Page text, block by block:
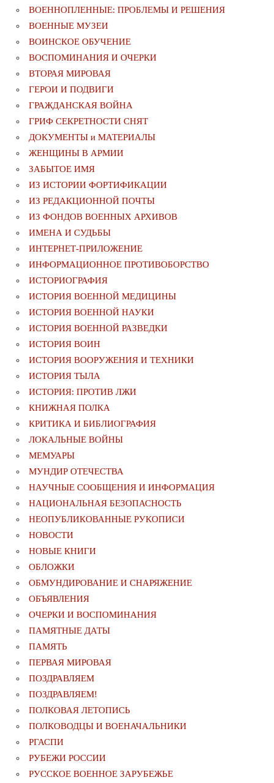
ВОЕННОПЛЕННЫЕ: ПРОБЛЕМЫ И РЕШЕНИЯ
ВОЕННЫЕ МУЗЕИ
ВОИНСКОЕ ОБУЧЕНИЕ
ВОСПОМИНАНИЯ И ОЧЕРКИ
ВТОРАЯ МИРОВАЯ
ГЕРОИ И ПОДВИГИ
ГРАЖДАНСКАЯ ВОЙНА
ГРИФ СЕКРЕТНОСТИ СНЯТ
ДОКУМЕНТЫ и МАТЕРИАЛЫ
ЖЕНЩИНЫ В АРМИИ
ЗАБЫТОЕ ИМЯ
ИЗ ИСТОРИИ ФОРТИФИКАЦИИ
ИЗ РЕДАКЦИОННОЙ ПОЧТЫ
ИЗ ФОНДОВ ВОЕННЫХ АРХИВОВ
ИМЕНА И СУДЬБЫ
ИНТЕРНЕТ-ПРИЛОЖЕНИЕ
ИНФОРМАЦИОННОЕ ПРОТИВОБОРСТВО
ИСТОРИОГРАФИЯ
ИСТОРИЯ ВОЕННОЙ МЕДИЦИНЫ
ИСТОРИЯ ВОЕННОЙ НАУКИ
ИСТОРИЯ ВОЕННОЙ РАЗВЕДКИ
ИСТОРИЯ ВОИН
ИСТОРИЯ ВООРУЖЕНИЯ И ТЕХНИКИ
ИСТОРИЯ ТЫЛА
ИСТОРИЯ: ПРОТИВ ЛЖИ
КНИЖНАЯ ПОЛКА
КРИТИКА И БИБЛИОГРАФИЯ
ЛОКАЛЬНЫЕ ВОЙНЫ
МЕМУАРЫ
МУНДИР ОТЕЧЕСТВА
НАУЧНЫЕ СООБЩЕНИЯ И ИНФОРМАЦИЯ
НАЦИОНАЛЬНАЯ БЕЗОПАСНОСТЬ
НЕОПУБЛИКОВАННЫЕ РУКОПИСИ
НОВОСТИ
НОВЫЕ КНИГИ
ОБЛОЖКИ
ОБМУНДИРОВАНИЕ И СНАРЯЖЕНИЕ
ОБЪЯВЛЕНИЯ
ОЧЕРКИ И ВОСПОМИНАНИЯ
ПАМЯТНЫЕ ДАТЫ
ПАМЯТЬ
ПЕРВАЯ МИРОВАЯ
ПОЗДРАВЛЯЕМ
ПОЗДРАВЛЯЕМ!
ПОЛКОВАЯ ЛЕТОПИСЬ
ПОЛКОВОДЦЫ И ВОЕНАЧАЛЬНИКИ
РГАСПИ
РУБЕЖИ РОССИИ
РУССКОЕ ВОЕННОЕ ЗАРУБЕЖЬЕ